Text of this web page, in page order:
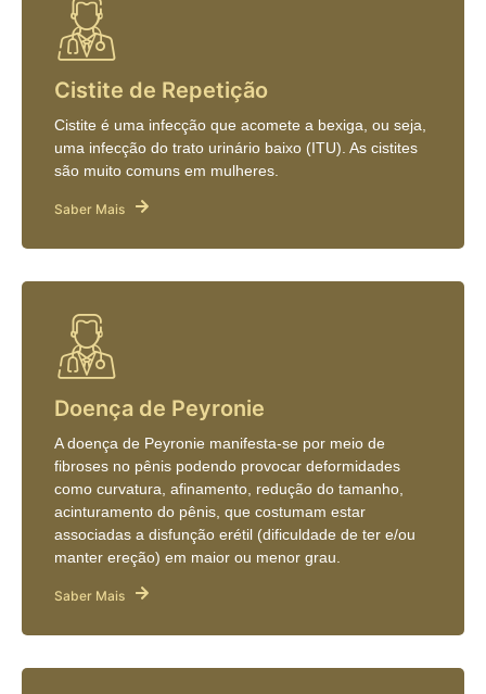
Cistite de Repetição
Cistite é uma infecção que acomete a bexiga, ou seja,
uma infecção do trato urinário baixo (ITU). As cistites
são muito comuns em mulheres.
Saber Mais
Doença de Peyronie
A doença de Peyronie manifesta-se por meio de
fibroses no pênis podendo provocar deformidades
como curvatura, afinamento, redução do tamanho,
acinturamento do pênis, que costumam estar
associadas a disfunção erétil (dificuldade de ter e/ou
manter ereção) em maior ou menor grau.
Saber Mais